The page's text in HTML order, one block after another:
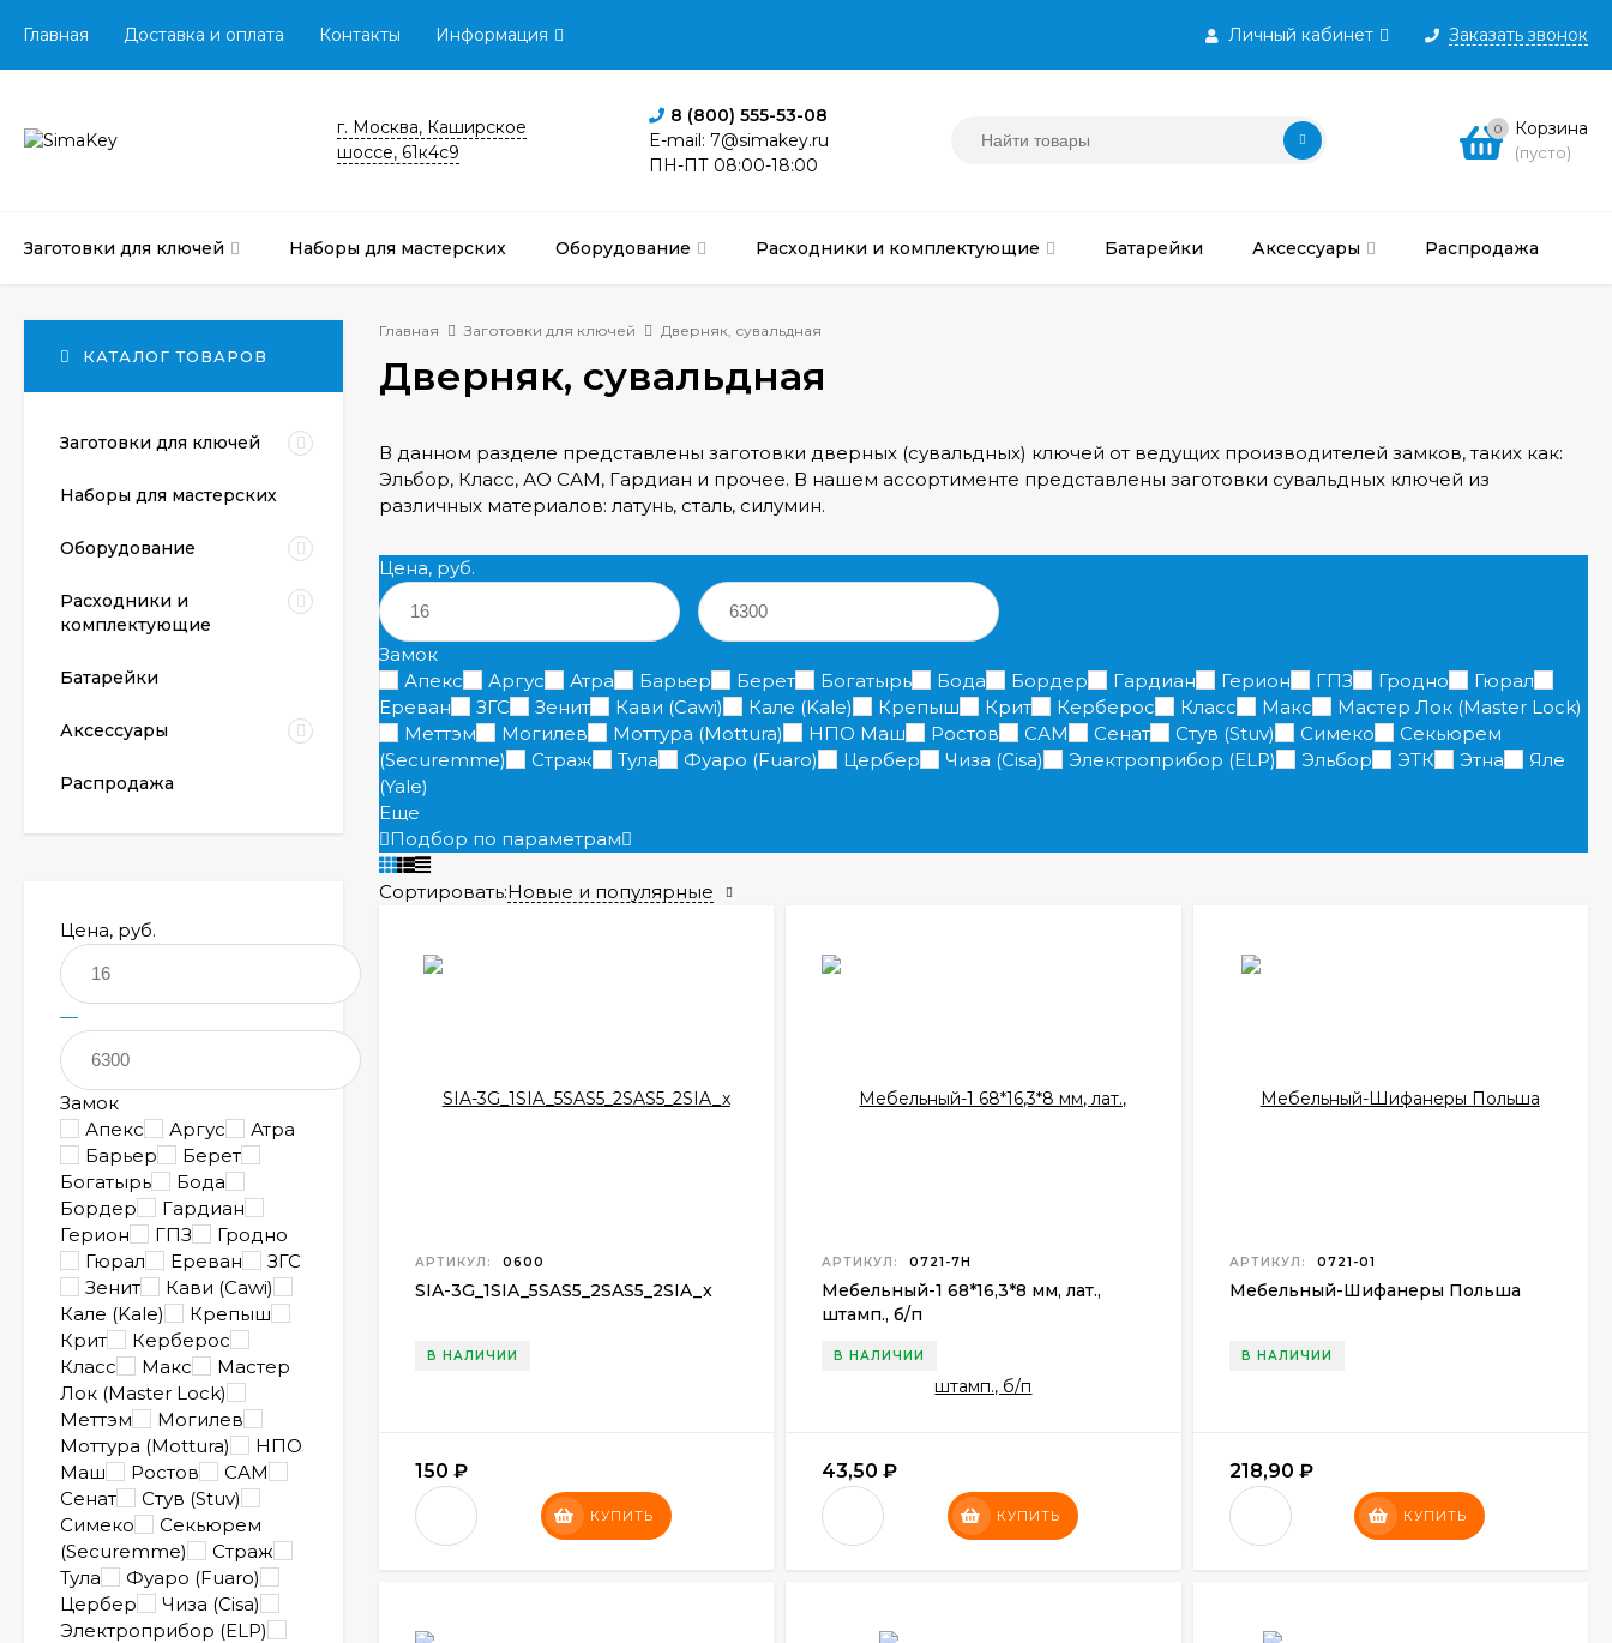
Личный кабинет Заказать звонок
Главная Доставка и оплата Контакты Информация
г. Москва, Каширское
шоссе, 61к4с9
8 (800) 555-53-08
E-mail: 7@simakey.ru
ПН-ПТ 08:00-18:00
0 Корзина
(пусто)
Заготовки для ключей Наборы для мастерских Оборудование Расходники и комплектующие Батарейки Аксессуары Распродажа
Главная Заготовки для ключей Дверняк, сувальдная
Дверняк, сувальдная
В данном разделе представлены заготовки дверных (сувальдных) ключей от ведущих производителей замков, таких как:
Эльбор, Класс, АО САМ, Гардиан и прочее. В нашем ассортименте представлены заготовки сувальдных ключей из
различных материалов: латунь, сталь, силумин.
Цена, руб.
Замок
Апекс
Аргус Атра Барьер Берет Богатырь Бода Бордер Гардиан Герион ГПЗ Гродно
Гюрал
Ереван
ЗГС Зенит Кави (Cawi) Кале (Kale) Крепыш Крит Керберос Класс Макс
Мастер Лок (Master Lock)
Меттэм
Могилев Моттура (Mottura) НПО Маш Ростов САМ Сенат Стув (Stuv) Симеко
Секьюрем
(Securemme)
Страж Тула Фуаро (Fuaro) Цербер Чиза (Cisa) Электроприбор (ELP) Эльбор ЭТК Этна
Яле
(Yale)
Еще
Подбор по параметрам
Сортировать:Новые и популярные
АРТИКУЛ: 0600
SIA-3G 1SIA 5SAS5 2SAS5 2SIA _x
В НАЛИЧИИ
150 ₽
КУПИТЬ
АРТИКУЛ: 0721-7Н
Мебельный-1 68*16,3*8 мм, лат.,
штамп., б/п
В НАЛИЧИИ
43,50₽
КУПИТЬ
АРТИКУЛ: 0721-01
Мебельный-Шифанеры Польша
В НАЛИЧИИ
218,90 ₽
КУПИТЬ
КАТАЛОГ ТОВАРОВ
Заготовки для ключей
Наборы для мастерских
Оборудование
Расходники и
комплектующие
Батарейки
Аксессуары
Распродажа
Цена, руб.
—
Замок
Апекс
Аргус
Атра
Барьер
Берет
Богатырь
Бода
Бордер
Гардиан
Герион
ГПЗ
Гродно
Гюрал
Ереван
ЗГС
Зенит
Кави (Cawi)
Кале (Kale)
Крепыш
Крит
Керберос
Класс
Макс
Мастер
Лок (Master Lock)
Меттэм
Могилев
Моттура (Mottura)
НПО
Маш
Ростов
САМ
Сенат
Стув (Stuv)
Симеко
Секьюрем
(Securemme)
Страж
Тула
Фуаро (Fuaro)
Цербер
Чиза (Cisa)
Электроприбор (ELP)